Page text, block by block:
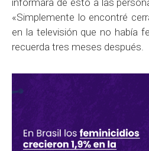
«Simplemente lo encontré
en la televisión que no había
recuerda tres meses después.